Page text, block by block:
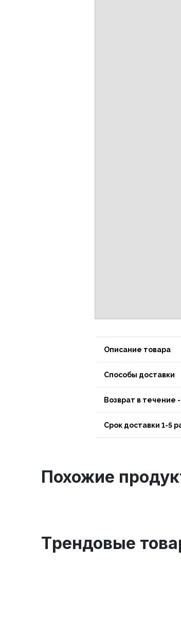
Описание товара
Способы доставки
Возврат в течение
Срок доставки 1-5
Похожие
Tрендовые